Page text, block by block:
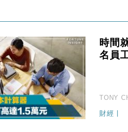
地7月美元計價出口增近24%勝預
本春季三度入市撐日圓 4月單日斥
售股自救後再出手 斥4億美元押注
僑銀行上半年淨利創新高 中期息
豐上調香港今年GDP預測至4.5%
冒內地執法人員要求交「保證金」
經失守6.5萬點後回穩 全周仍升近
隆10月換帥 玩具「反」斗城亞洲
股反覆波動收跌 連挫7周創逾3年最
時間
名員
TONY
財經